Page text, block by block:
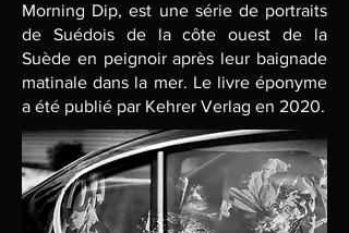
Morning Dip, est une série de portraits
de Suédois de la côte ouest de la
Suède en peignoir après leur baignade
matinale dans la mer. Le livre éponyme
a été publié par Kehrer Verlag en 2020.